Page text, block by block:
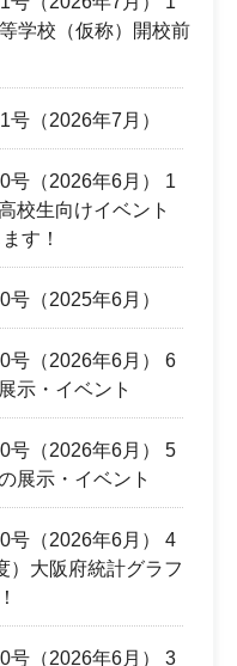
学校（仮称）開校前
（2026年7月）
号（2026年6月） 1
校生向けイベント
す！
（2025年6月）
号（2026年6月） 6
示・イベント
号（2026年6月） 5
展示・イベント
号（2026年6月） 4
）大阪府統計グラフ
号（2026年6月） 3